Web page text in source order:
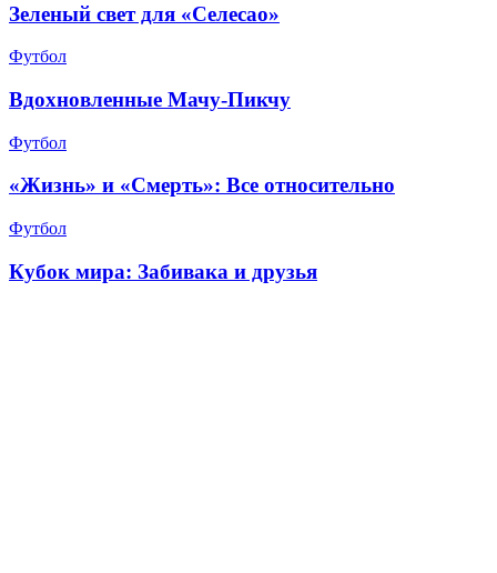
Зеленый свет для «Селесао»
Футбол
Вдохновленные Мачу-Пикчу
Футбол
«Жизнь» и «Смерть»: Все относительно
Футбол
Кубок мира: Забивака и друзья